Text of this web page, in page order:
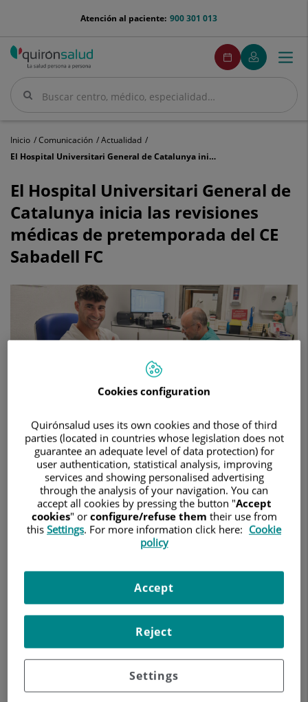
menu-
900 301 013
Atención al paciente:
Buscar
Buscar
menuPedirCita
Pedir
cita
Mi
Quirónsalud
Menú
Inicio Comunicación
Actualidad
El Hospital Universitari General de Catalunya inicia las revisiones médicas de pretemporada del CE Sabadell FC
Hospital
Universitari
General
Catalunya
inicia
revisiones
pretemporada
del
El Hospital Universitari General de
Catalunya inicia las revisiones
médicas de pretemporada del CE
Sabadell FC
HOSPITAL UNIVERSITARI GENERAL DE CATALUNYA
MEDICINA DE LA EDUCACIÓN FÍSICA Y EL DEPORTE
Los jugadores del primer equipo ya están realizando
en el centro un completo protocolo de evaluación
médica para afrontar la nueva temporada en las
mejores condiciones de salud, seguridad y
rendimiento.
El Hospital Universitari General de Catalunya, patrocinador
del CE Sabadell FC y centro de referencia en medicina
deportiva, ha iniciado las revisiones médicas de
pretemporada de los futbolistas del primer equipo. Estas
evaluaciones, que se realizan antes del comienzo de la
competición, tienen como objetivo conocer el estado de salud
Cookies configuration
Quirónsalud uses its own cookies and those of third
parties (located in countries whose legislation does not
guarantee an adequate level of data protection) for
user authentication, statistical analysis, improving
services and showing personalised advertising
through the analysis of your navigation. You can
accept all cookies by pressing the button "Accept
cookies" or configure/refuse them their use from
this Settings. For more information click here: Cookie
policy
Settings
Reject
Accept